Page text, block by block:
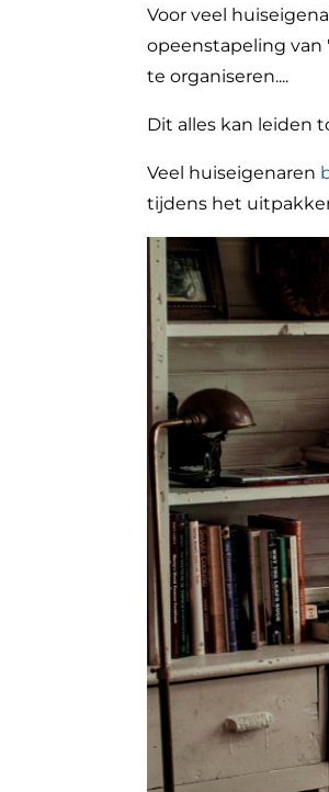
Voor veel
opeenstapeling van
te organiseren....
Dit alles kan leiden
Veel huiseigenaren
tijdens het